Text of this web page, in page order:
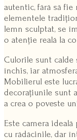
autentic, fără să fie
elementele
lemn sculptat, se
o atenție reală la
Culorile sunt calde
închis, iar
Mobilierul este
decorațiunile sunt
a crea o poveste
Este camera
cu rădăcinile, dar